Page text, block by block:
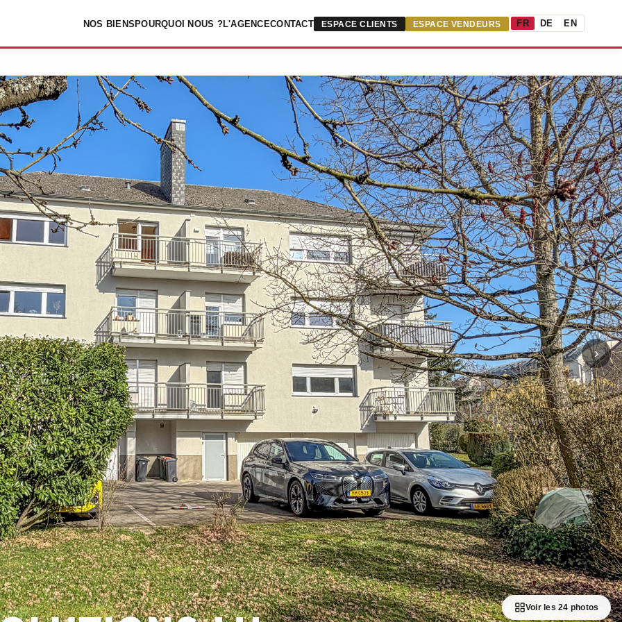
NOS BIENSPOURQUOI NOUS ?L'AGENCECONTACT ESPACE CLIENTS ESPACE VENDEURS FR DE EN
›
Voir les 24 photos